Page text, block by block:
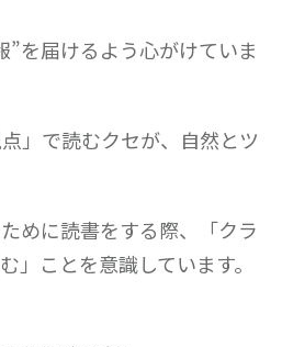
”を届けるよう心がけていま
点」で読むクセが、自然とツ
めに読書をする際、「クラ
」ことを意識しています。